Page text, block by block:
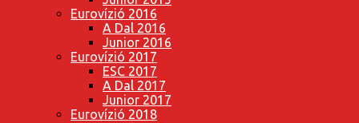
Eurovízió 2016
A Dal 2016
Junior 2016
Eurovízió 2017
ESC 2017
A Dal 2017
Junior 2017
Eurovízió 2018